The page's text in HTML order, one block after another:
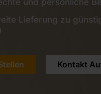
und persönliche
Lieferung zu
Kontakt